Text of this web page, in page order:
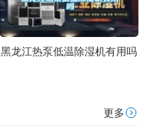
黑龙江热泵低温除湿机有用吗
更多